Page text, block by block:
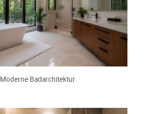
Moderne Badarchitektur